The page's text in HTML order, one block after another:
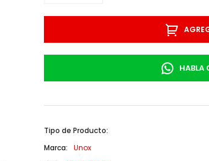
HABLA
Tipo de Producto:
Marca:
Unox